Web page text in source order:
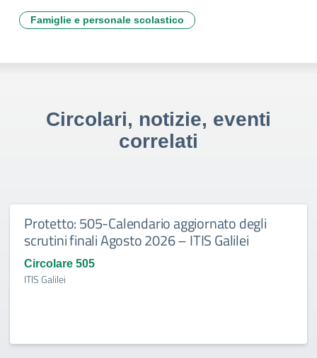
Famiglie e personale scolastico
Circolari, notizie, eventi
correlati
Protetto: 505-Calendario aggiornato degli
scrutini finali Agosto 2026 – ITIS Galilei
Circolare 505
ITIS Galilei